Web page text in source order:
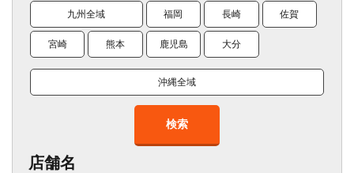
九州全域 福岡 長崎 佐賀
宮崎 熊本 鹿児島 大分
沖縄全域
検索
店舗名